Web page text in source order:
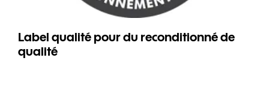
Label qualité pour du reconditionné de
qualité